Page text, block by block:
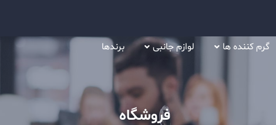
گرم کننده ها لوازم جانبی برندها
فروشگاه